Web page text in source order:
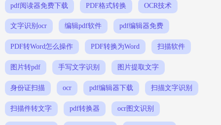
pdf阅读器免费下载 PDF格式转换 OCR技术
文字识别ocr 编辑pdf软件 pdf编辑器免费
PDF转Word怎么操作 PDF转换为Word 扫描软件
图片转pdf 手写文字识别 图片提取文字
身份证扫描 ocr pdf编辑器下载 扫描文字识别
扫描件转文字 pdf转换器 ocr图文识别